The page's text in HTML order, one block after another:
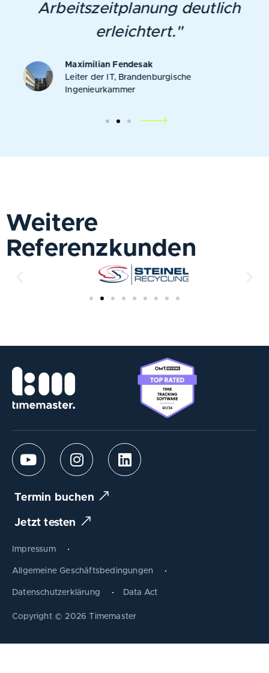
Arbeitszeitplanung deutlich
erleichtert."
Maximilian Fendesak
Leiter der IT, Brandenburgische
Ingenieurkammer
Weitere
Referenzkunden
Produkt tauschen
Termin buchen
Jetzt testen
Impressum
Allgemeine Geschäftsbedingungen
Datenschutzerklärung Data Act
Copyright © 2026 Timemaster